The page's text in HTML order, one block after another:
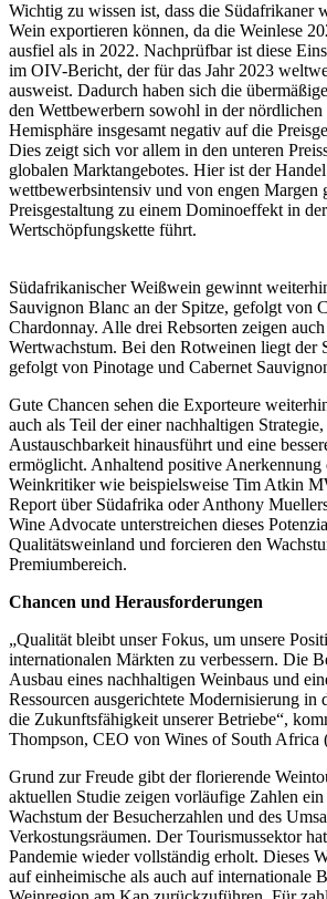
Wichtig zu wissen ist, dass die Südafrikaner
Wein exportieren können, da die Weinlese
ausfiel als in 2022. Nachprüfbar ist diese
im OIV-Bericht, der für das Jahr 2023
ausweist. Dadurch haben sich die
den Wettbewerbern sowohl in der nördlichen
Hemisphäre insgesamt negativ auf die
Dies zeigt sich vor allem in den unteren
globalen Marktangebotes. Hier ist der
wettbewerbsintensiv und von engen Margen
Preisgestaltung zu einem Dominoeffekt in
Wertschöpfungskette führt.
Südafrikanischer Weißwein gewinnt
Sauvignon Blanc an der Spitze, gefolgt von
Chardonnay. Alle drei Rebsorten zeigen
Wertwachstum. Bei den Rotweinen liegt der
gefolgt von Pinotage und Cabernet
Gute Chancen sehen die Exporteure
auch als Teil der einer nachhaltigen
Austauschbarkeit hinausführt und eine
ermöglicht. Anhaltend positive Anerkennung
Weinkritiker wie beispielsweise Tim Atkin
Report über Südafrika oder Anthony
Wine Advocate unterstreichen dieses
Qualitätsweinland und forcieren den
Premiumbereich.
Chancen und Herausforderungen
„Qualität bleibt unser Fokus, um unsere
internationalen Märkten zu verbessern. Die
Ausbau eines nachhaltigen Weinbaus und
Ressourcen ausgerichtete Modernisierung in
die Zukunftsfähigkeit unserer Betriebe“,
Thompson, CEO von Wines of South Africa
Grund zur Freude gibt der florierende
aktuellen Studie zeigen vorläufige Zahlen
Wachstum der Besucherzahlen und des
Verkostungsräumen. Der Tourismussektor
Pandemie wieder vollständig erholt. Dieses
auf einheimische als auch auf internationale